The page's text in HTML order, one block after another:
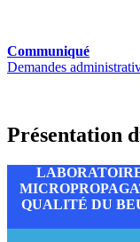
Communiqué
Demandes
Présentation
QUALITÉ DU